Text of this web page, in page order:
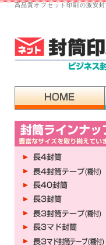
高品質オフセット印刷の激安